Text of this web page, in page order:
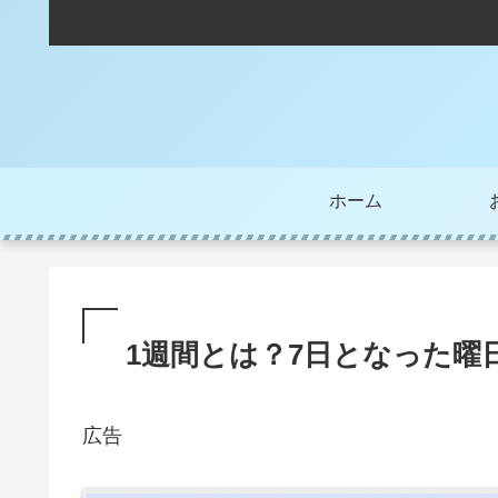
ホーム
1週間とは？7日となった曜
広告